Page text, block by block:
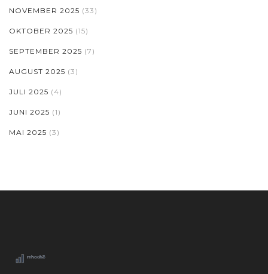
NOVEMBER 2025 (33)
OKTOBER 2025 (15)
SEPTEMBER 2025 (7)
AUGUST 2025 (3)
JULI 2025 (4)
JUNI 2025 (1)
MAI 2025 (3)